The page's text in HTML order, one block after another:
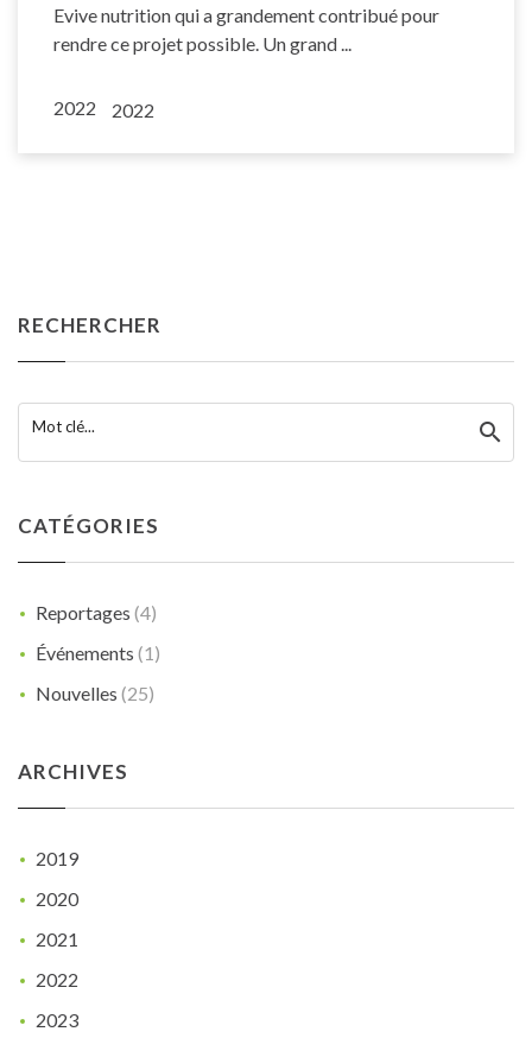
Evive nutrition qui a grandement contribué pour
rendre ce projet possible. Un grand ...
2022 2022
RECHERCHER
Mot clé...
CATÉGORIES
Reportages (4)
Événements (1)
Nouvelles (25)
ARCHIVES
2019
2020
2021
2022
2023